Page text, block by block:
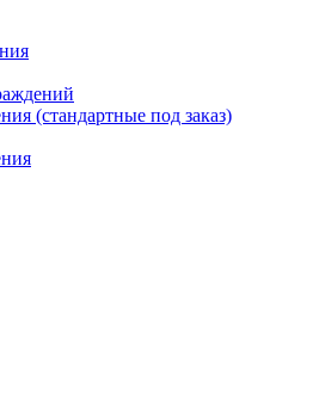
(стандартные под заказ)